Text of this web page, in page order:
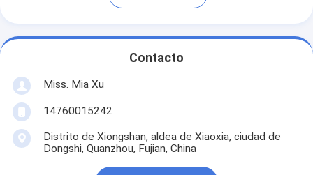
Contacto
Miss. Mia Xu
14760015242
Distrito de Xiongshan, aldea de Xiaoxia, ciudad de
Dongshi, Quanzhou, Fujian, China